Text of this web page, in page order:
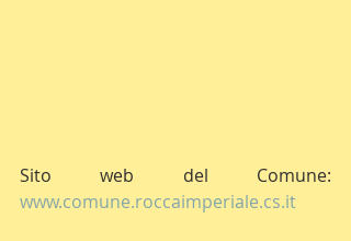
www.comune.roccaimperiale.cs.it